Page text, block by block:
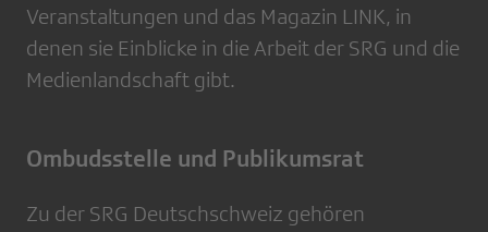
Veranstaltungen und das Magazin LINK, in
denen sie Einblicke in die Arbeit der SRG und die
Medienlandschaft gibt.
Ombudsstelle und Publikumsrat
Zu der SRG Deutschschweiz gehören